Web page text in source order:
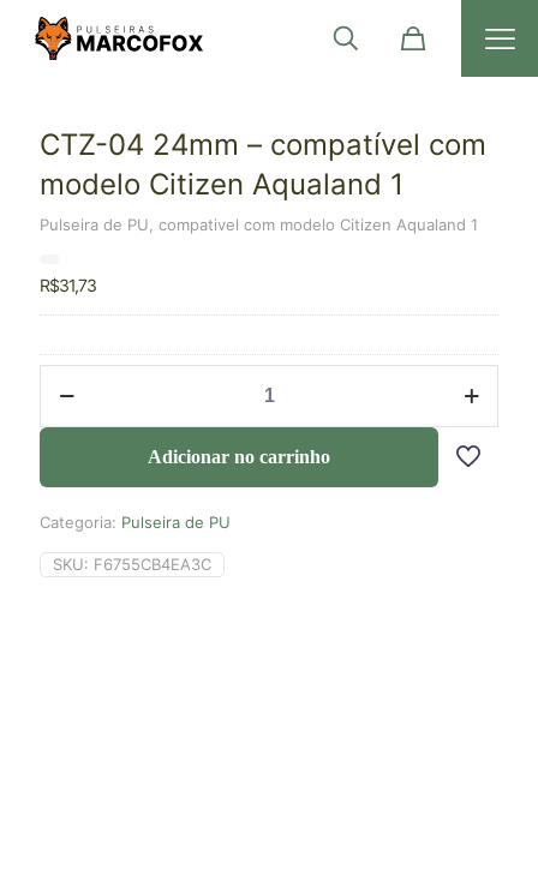
CTZ-04 24mm – compatível com
modelo Citizen Aqualand 1
Pulseira de PU, compativel com modelo Citizen Aqualand 1
R$31,73
Adicionar no carrinho
Categoria: Pulseira de PU
SKU: F6755CB4EA3C